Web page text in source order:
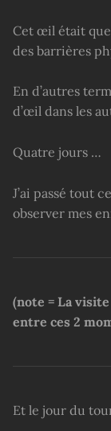
Cet œil était
des barrières
En d’autres
d’œil dans les
Quatre jours …
J’ai passé tout
observer mes
(note = La
entre ces 2
Et le jour du